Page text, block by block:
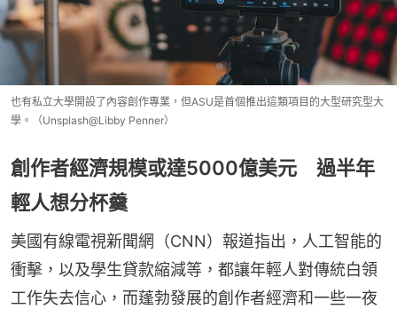
也有私立大學開設了內容創作專業，但ASU是首個推出這類項目的大型研究型大
學。（Unsplash@Libby Penner）
創作者經濟規模或達5000億美元 過半年
輕人想分杯羹
美國有線電視新聞網（CNN）報道指出，人工智能的
衝擊，以及學生貸款縮減等，都讓年輕人對傳統白領
工作失去信心，而蓬勃發展的創作者經濟和一些一夜